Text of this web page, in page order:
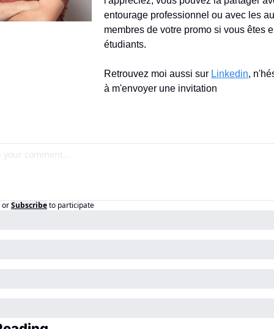
entourage professionnel ou avec les
membres de votre promo si vous êtes
étudiants.
Retrouvez moi aussi sur Linkedin,
à m'envoyer une invitation
orSubscribeto participate